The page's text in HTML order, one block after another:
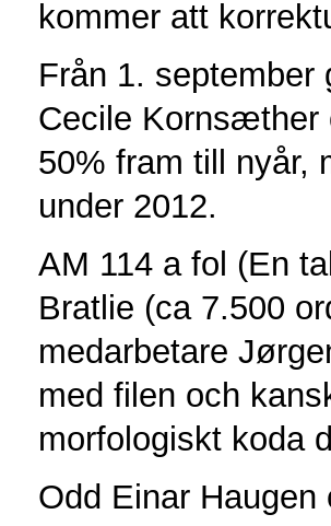
kommer att
Från 1. september
Cecile Kornsæther
50% fram till nyår,
under 2012.
AM 114 a fol (En
Bratlie (ca 7.500
medarbetare
med filen och
morfologiskt koda
Odd Einar